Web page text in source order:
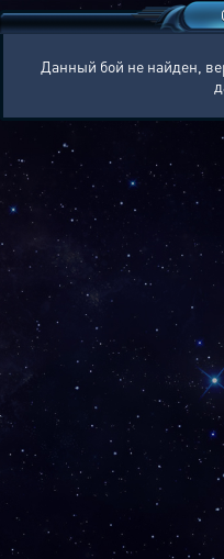
Данный бой не найден,